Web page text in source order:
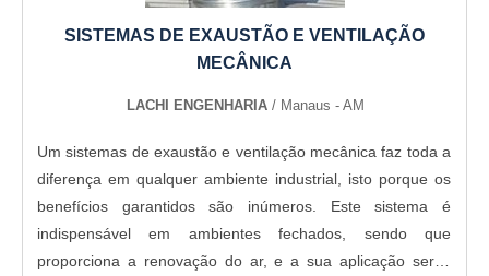
SISTEMAS DE EXAUSTÃO E VENTILAÇÃO
MECÂNICA
LACHI ENGENHARIA / Manaus - AM
Um sistemas de exaustão e ventilação mecânica faz toda a
diferença em qualquer ambiente industrial, isto porque os
benefícios garantidos são inúmeros. Este sistema é
indispensável em ambientes fechados, sendo que
proporciona a renovação do ar, e a sua aplicação serve